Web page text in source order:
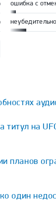
ошибка с
на
планов
один